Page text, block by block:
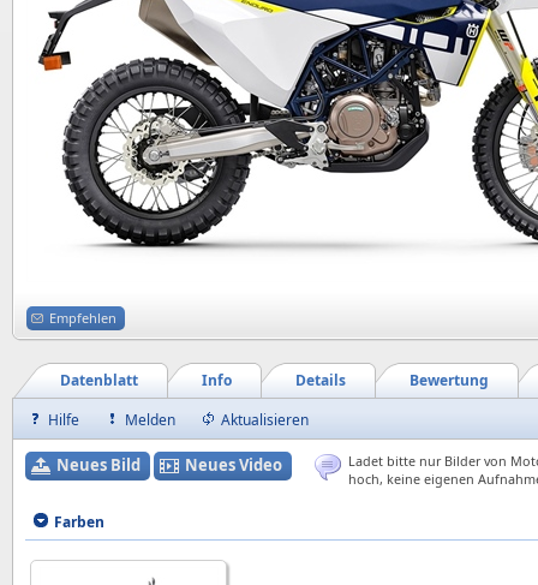
Empfehlen
Bewertung
Details
Info
Datenblatt
Hilfe
Melden Aktualisieren
Neues Bild Neues Video
Ladet bitte nur Bilder von
hoch, keine eigenen
Farben